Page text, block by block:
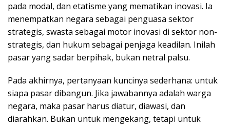
pada modal, dan etatisme yang mematikan inovasi. Ia
menempatkan negara sebagai penguasa sektor
strategis, swasta sebagai motor inovasi di sektor non-
strategis, dan hukum sebagai penjaga keadilan. Inilah
pasar yang sadar berpihak, bukan netral palsu.
Pada akhirnya, pertanyaan kuncinya sederhana: untuk
siapa pasar dibangun. Jika jawabannya adalah warga
negara, maka pasar harus diatur, diawasi, dan
diarahkan. Bukan untuk mengekang, tetapi untuk